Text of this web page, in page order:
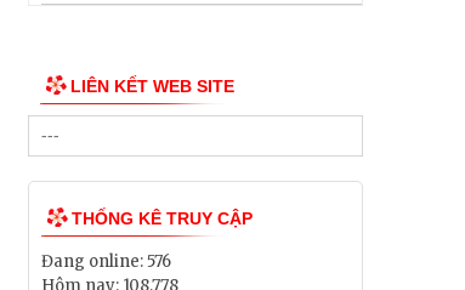
LIÊN KẾT WEB SITE
THỐNG KÊ TRUY CẬP
Đang online:576